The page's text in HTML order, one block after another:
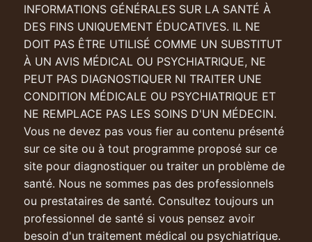
INFORMATIONS GÉNÉRALES SUR LA SANTÉ À
DES FINS UNIQUEMENT ÉDUCATIVES. IL NE
DOIT PAS ÊTRE UTILISÉ COMME UN SUBSTITUT
À UN AVIS MÉDICAL OU PSYCHIATRIQUE, NE
PEUT PAS DIAGNOSTIQUER NI TRAITER UNE
CONDITION MÉDICALE OU PSYCHIATRIQUE ET
NE REMPLACE PAS LES SOINS D'UN MÉDECIN.
Vous ne devez pas vous fier au contenu présenté
sur ce site ou à tout programme proposé sur ce
site pour diagnostiquer ou traiter un problème de
santé. Nous ne sommes pas des professionnels
ou prestataires de santé. Consultez toujours un
professionnel de santé si vous pensez avoir
besoin d'un traitement médical ou psychiatrique.